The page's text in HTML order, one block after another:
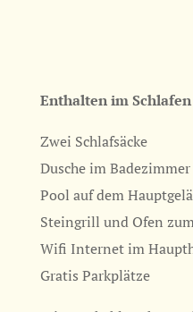
Enthalten im
Zwei Schlafsäcke
Dusche im Badezimmer
Pool auf dem
Steingrill und Ofen
Wifi Internet im
Gratis Parkplätze